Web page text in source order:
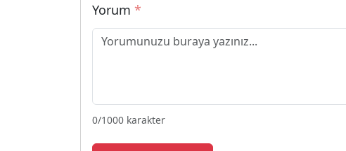
Yorum *
0/1000 karakter